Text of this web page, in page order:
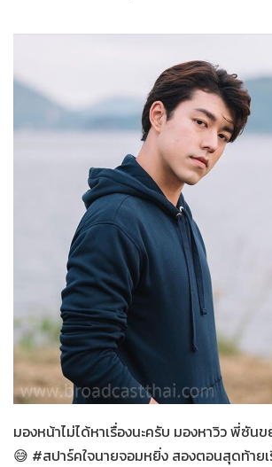
24-12-2563 สปาร์คใจนายจอมหยิ่ง
มองหน้าไม่ได้หาเรื่องนะครับ มองหาวิว พี่ซัน
😅 #สปาร์คใจนายจอมหยิ่ง สองตอนสุดท้ายเ